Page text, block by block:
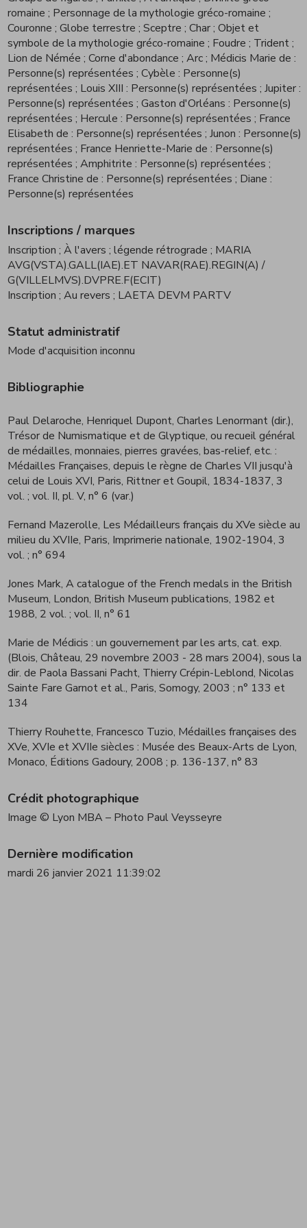
romaine; Personnage de la mythologie gréco-romaine;
Couronne; Globe terrestre; Sceptre; Char; Objet et
symbole de la mythologie gréco-romaine; Foudre; Trident;
Lion de Némée; Corne d'abondance; Arc; Médicis Marie de :
Personne(s) représentées; Cybèle : Personne(s)
représentées; Louis XIII : Personne(s) représentées; Jupiter :
Personne(s) représentées; Gaston d'Orléans : Personne(s)
représentées; Hercule : Personne(s) représentées; France
Elisabeth de : Personne(s) représentées; Junon : Personne(s)
représentées; France Henriette-Marie de : Personne(s)
représentées; Amphitrite : Personne(s) représentées;
France Christine de : Personne(s) représentées; Diane :
Personne(s) représentées
Inscriptions / marques
Inscription; À l'avers; légende rétrograde; MARIA
AVG(VSTA).GALL(IAE).ET NAVAR(RAE).REGIN(A) /
G(VILLELMVS).DVPRE.F(ECIT)
Inscription; Au revers; LAETA DEVM PARTV
Statut administratif
Mode d'acquisition inconnu
Bibliographie
Paul Delaroche, Henriquel Dupont, Charles Lenormant (dir.),
Trésor de Numismatique et de Glyptique, ou recueil général
de médailles, monnaies, pierres gravées, bas-relief, etc. :
Médailles Françaises, depuis le règne de Charles VII jusqu'à
celui de Louis XVI, Paris, Rittner et Goupil, 1834-1837, 3
vol.; vol. II, pl. V, n° 6 (var.)
Fernand Mazerolle, Les Médailleurs français du XVe siècle au
milieu du XVIIe, Paris, Imprimerie nationale, 1902-1904, 3
vol.; n° 694
Jones Mark, A catalogue of the French medals in the British
Museum, London, British Museum publications, 1982 et
1988, 2 vol.; vol. II, n° 61
Marie de Médicis : un gouvernement par les arts, cat. exp.
(Blois, Château, 29 novembre 2003 - 28 mars 2004), sous la
dir. de Paola Bassani Pacht, Thierry Crépin-Leblond, Nicolas
Sainte Fare Garnot et al., Paris, Somogy, 2003; n° 133 et
134
Thierry Rouhette, Francesco Tuzio, Médailles françaises des
XVe, XVIe et XVIIe siècles : Musée des Beaux-Arts de Lyon,
Monaco, Éditions Gadoury, 2008; p. 136-137, n° 83
Crédit photographique
Image © Lyon MBA – Photo Paul Veysseyre
Dernière modification
mardi 26 janvier 2021 11:39:02